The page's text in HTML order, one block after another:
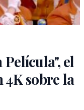
el
sobre la